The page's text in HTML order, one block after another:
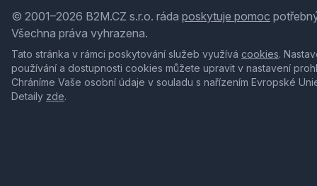
© 2001–2026 B2M.CZ s.r.o. ráda poskytuje pomoc
Všechna práva vyhrazena.
Tato stránka v rámci poskytování služeb využívá cookies.
používání a dostupnosti cookies můžete upravit v nastavení
Chráníme Vaše osobní údaje v souladu s nařízením Evropské
Detaily zde.